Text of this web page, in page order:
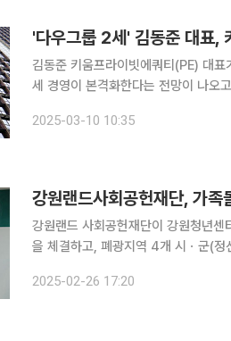
'다우그룹 2세' 김동준 대표,
김동준 키움프라이빗에쿼티(PE) 대
세 경영이 본격화한다는 전망이 나오고 있다. 10일 금융투자업계에 따르면 키움
대표는 김익래 전 다우키움그룹 회장
2025-03-10 10:35
강원랜드사회공헌재단, 가
강원랜드 사회공헌재단이 강원청년센
을 체결하고, 폐광지역 4개 시ㆍ군(
임이사, 채희제 강원청년센터 센터장
2025-02-26 17:20